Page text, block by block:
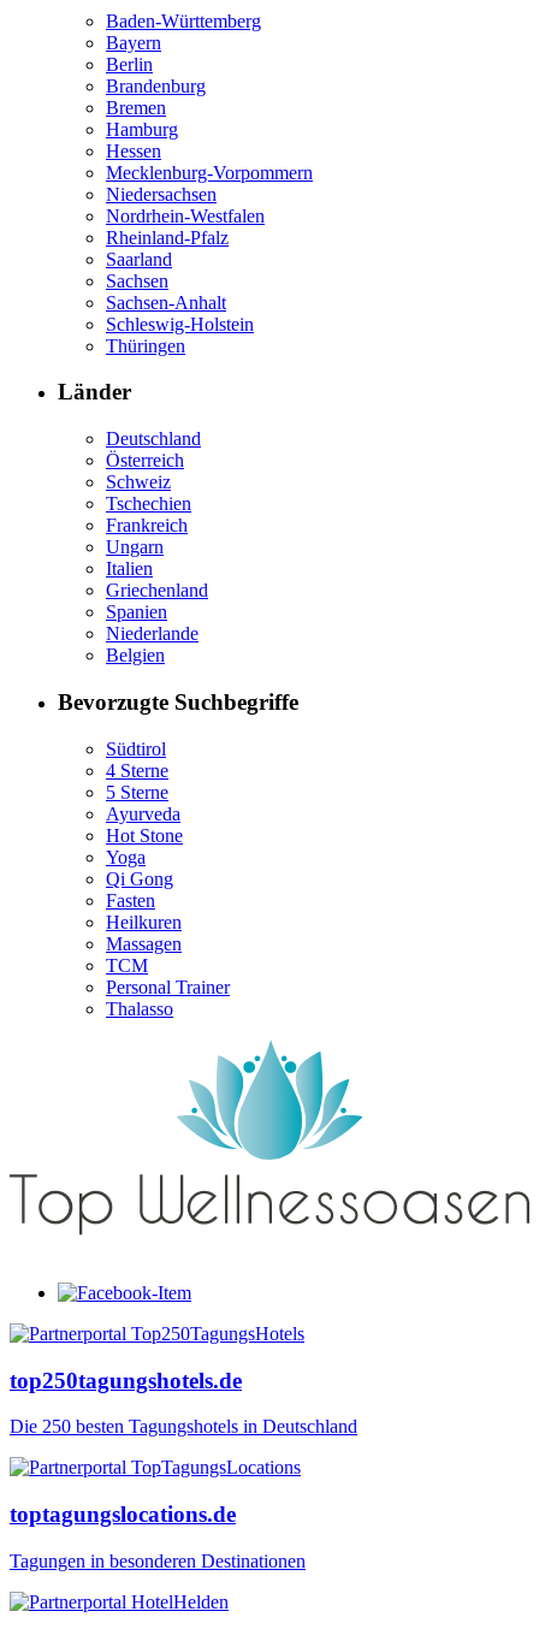
Baden-Württemberg
Bayern
Berlin
Brandenburg
Bremen
Hamburg
Hessen
Mecklenburg-Vorpommern
Niedersachsen
Nordrhein-Westfalen
Rheinland-Pfalz
Saarland
Sachsen
Sachsen-Anhalt
Schleswig-Holstein
Thüringen
Länder
Deutschland
Österreich
Schweiz
Tschechien
Frankreich
Ungarn
Italien
Griechenland
Spanien
Niederlande
Belgien
Bevorzugte Suchbegriffe
Südtirol
4 Sterne
5 Sterne
Ayurveda
Hot Stone
Yoga
Qi Gong
Fasten
Heilkuren
Massagen
TCM
Personal Trainer
Thalasso
top250tagungshotels.de
Die 250 besten Tagungshotels in Deutschland
toptagungslocations.de
Tagungen in besonderen Destinationen